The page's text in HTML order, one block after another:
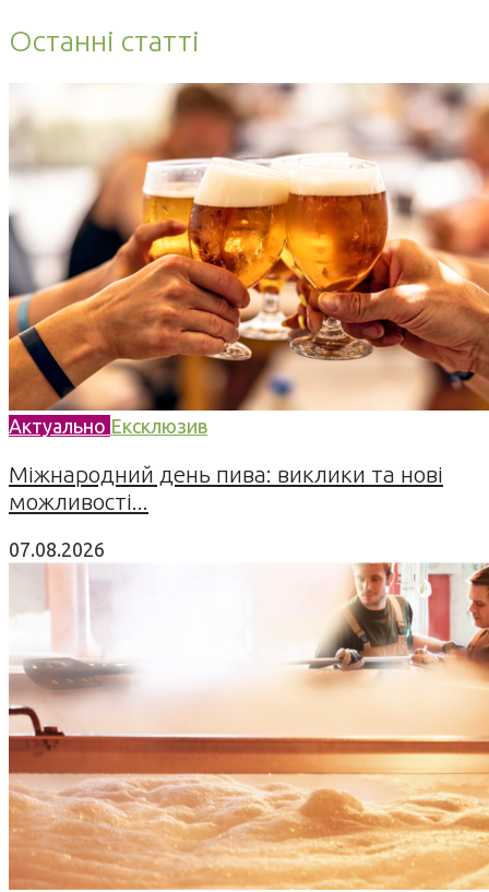
Останні статті
Актуально Ексклюзив
Міжнародний день пива: виклики та нові
можливості...
07.08.2026